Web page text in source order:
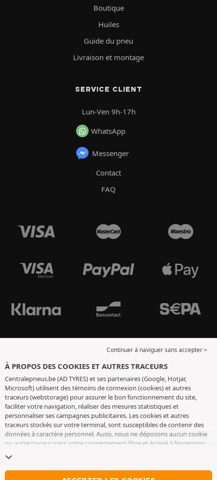
Boutique
Huiles
Guide du pneu
Livraison et montage
SERVICE CLIENT
Lun-Ven 9h-17h
WhatsApp
Messenger
Contact
FAQ
Continuer à naviguer sans accepter >
À PROPOS DES COOKIES ET AUTRES TRACEURS
Centralepneus.be (AD TYRES) et ses partenaires (Google, Hotjar,
Microsoft) utilisent des témoins de connexion (cookies) et autres
traceurs (webstorage) pour assurer le bon fonctionnement du site,
faciliter votre navigation, réaliser des mesures statistiques et
personnaliser ses campagnes publicitaires. Les cookies et autres
traceurs stockés sur votre terminal, sont susceptibles de contenir des
données à caractère personnel. Aussi, nous ne déposons aucun cookie
ou autre traceur sans votre consentement libre et éclairé à l’exception
conservons votre choix pendant 6 mois. Vous pouvez retirer votre
consentement à tout moment en vous rendant sur lapage cookies et